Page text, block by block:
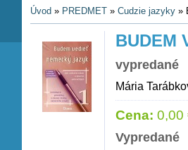
Úvod » PREDMET » Cudzie jazyky »
BUDEM
vypredané
Mária
Cena: 0,00
Vypredané